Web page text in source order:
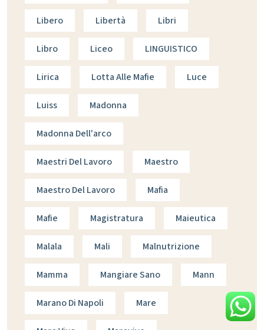
Libero Libertà Libri
Libro Liceo LINGUISTICO
Lirica Lotta Alle Mafie Luce
Luiss Madonna
Madonna Dell'arco
Maestri Del Lavoro Maestro
Maestro Del Lavoro Mafia
Mafie Magistratura Maieutica
Malala Mali Malnutrizione
Mamma Mangiare Sano Mann
Marano Di Napoli Mare